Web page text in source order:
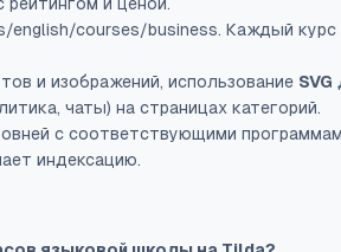
english/courses/business. Каждый
и изображений, использование SVG
чаты) на страницах категорий.
с соответствующими
индексацию.